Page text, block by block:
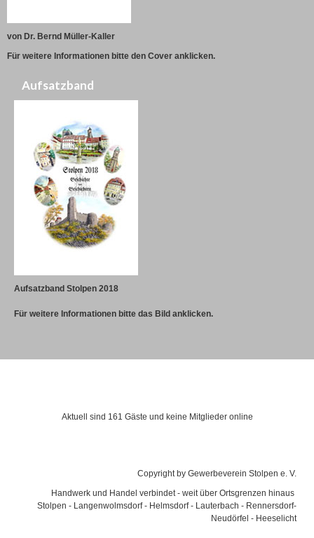
von Dr. Bernd Müller-Kaller
Für weitere Informationen bitte den Cover anklicken.
Aufsatzband
Aufsatzband Stolpen 2018
Für weitere Informationen bitte das Bild anklicken.
Aktuell sind 161 Gäste und keine Mitglieder online
Copyright by Gewerbeverein Stolpen e. V.
Handwerk und Handel verbindet - weit über Ortsgrenzen hinaus
Stolpen - Langenwolmsdorf - Helmsdorf - Lauterbach - Rennersdorf-
Neudörfel - Heeselicht